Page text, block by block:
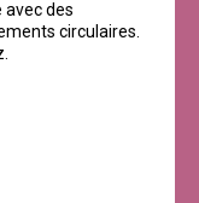
avec des
circulaires.